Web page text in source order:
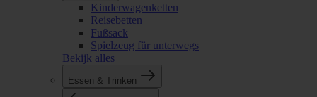
Kinderwagenketten
Reisebetten
Fußsack
Spielzeug für unterwegs
Bekijk alles
Essen & Trinken